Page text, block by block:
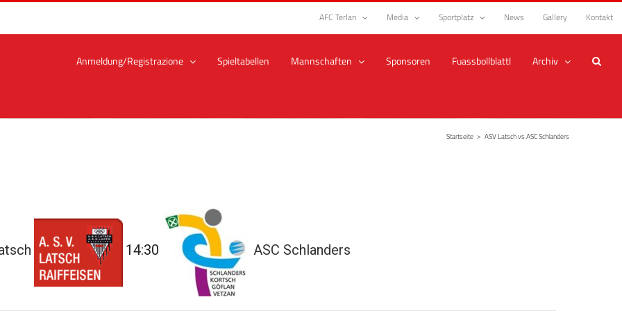
AFC Terlan Media Sportplatz News Gallery Kontakt
Anmeldung/Registrazione Spieltabellen Mannschaften Sponsoren Fuassbollblattl Archiv
Startseite > ASV Latsch vs ASC Schlanders
14:30 ASC Schlanders